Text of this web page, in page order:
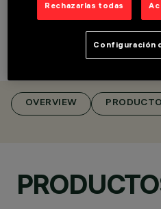
OVERVIEW
Rechazarlas todas
Configuración